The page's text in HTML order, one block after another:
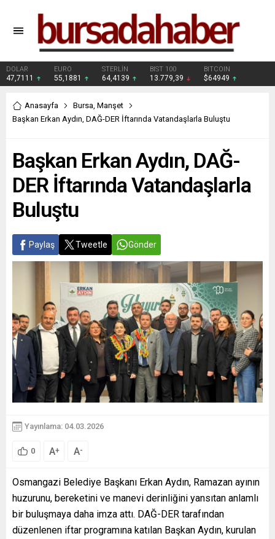
DOLAR
47,7111
EURO
55,1881
STERLİN
64,4139
BIST 100
13.779,39
BITCOIN
$64949
Anasayfa Bursa, Manşet
Başkan Erkan Aydın, DAĞ-DER İftarında Vatandaşlarla Buluştu
Başkan Erkan Aydın, DAĞ-
DER İftarında Vatandaşlarla
Buluştu
Paylaş Tweetle Gönder
Yayınlama: 04.03.2026
0 A+ A-
Osmangazi Belediye Başkanı Erkan Aydın, Ramazan ayının
huzurunu, bereketini ve manevi derinliğini yansıtan anlamlı
bir buluşmaya daha imza attı. DAĞ-DER tarafından
düzenlenen iftar programına katılan Başkan Aydın, kurulan